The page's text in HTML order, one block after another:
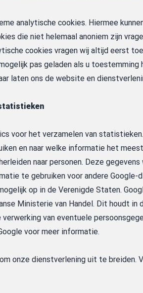
analytische cookies. Hiermee
die niet helemaal anoniem zijn
cookies vragen wij altijd eerst
pas geladen als u
laten ons de website en
voor het verzamelen van
en naar welke informatie het
naar personen. Deze
te gebruiken voor andere Google-
op in de Verenigde Staten.
Ministerie van Handel. Dit houdt in
van eventuele
voor meer informatie.
onze dienstverlening uit te breiden.